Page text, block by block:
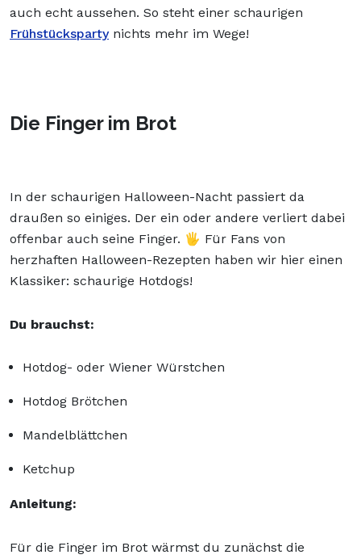
auch echt aussehen. So steht einer schaurigen
Frühstückspartynichts mehr im Wege!
Die Finger im Brot
In der schaurigen Halloween-Nacht passiert da
draußen so einiges. Der ein oder andere verliert dabei
offenbar auch seine Finger. 🖐️ Für Fans von
herzhaften Halloween-Rezepten haben wir hier einen
Klassiker: schaurige Hotdogs!
Du brauchst:
Hotdog- oder Wiener Würstchen
Hotdog Brötchen
Mandelblättchen
Ketchup
Anleitung:
Für die Finger im Brot wärmst du zunächst die